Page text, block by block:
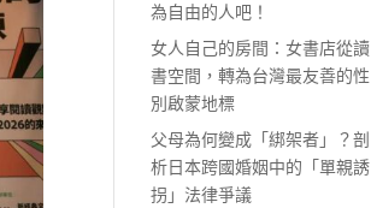
為自由的人吧！
女人自己的房間：女書店從讀
書空間，轉為台灣最友善的性
別啟蒙地標
父母為何變成「綁架者」？剖
析日本跨國婚姻中的「單親誘
拐」法律爭議